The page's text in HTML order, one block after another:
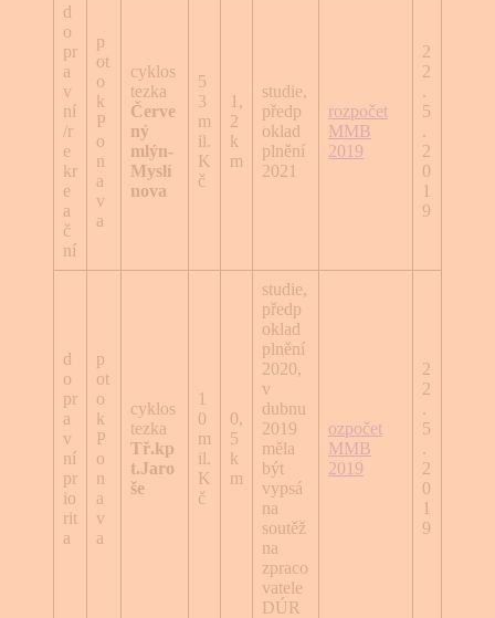
d
o
pr
a
v
ní
/r
e
kr
e
a
č
ní
p
ot
o
k
P
o
n
a
v
a
cyklos
tezka
Červe
ný
mlýn-
Myslí
nova
5
3
m
il.
K
č
1,
2
k
m
studie,
předp
oklad
plnění
2021
rozpočet
MMB
2019
2
2
.
5
.
2
0
1
9
d
o
pr
a
v
ní
pr
io
rit
a
p
ot
o
k
P
o
n
a
v
a
cyklos
tezka
Tř.kp
t.Jaro
še
1
0
m
il.
K
č
0,
5
k
m
studie,
předp
oklad
plnění
2020,
v
dubnu
2019
měla
být
vypsá
na
soutěž
na
zpraco
vatele
DÚR
ozpočet
MMB
2019
2
2
.
5
.
2
0
1
9